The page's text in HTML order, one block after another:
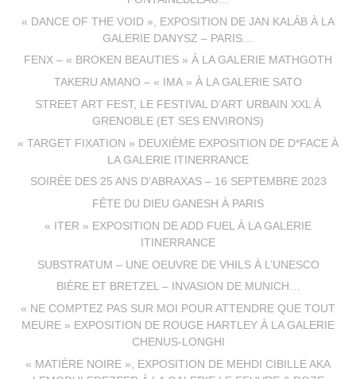
« DANCE OF THE VOID », EXPOSITION DE JAN KALÁB À LA
GALERIE DANYSZ – PARIS…
FENX – « BROKEN BEAUTIES » À LA GALERIE MATHGOTH
TAKERU AMANO – « IMA » À LA GALERIE SATO
STREET ART FEST, LE FESTIVAL D’ART URBAIN XXL À
GRENOBLE (ET SES ENVIRONS)
« TARGET FIXATION » DEUXIÈME EXPOSITION DE D*FACE À
LA GALERIE ITINERRANCE
SOIRÉE DES 25 ANS D’ABRAXAS – 16 SEPTEMBRE 2023
FÊTE DU DIEU GANESH À PARIS
« ITER » EXPOSITION DE ADD FUEL À LA GALERIE
ITINERRANCE
SUBSTRATUM – UNE OEUVRE DE VHILS À L’UNESCO
BIÈRE ET BRETZEL – INVASION DE MUNICH…
« NE COMPTEZ PAS SUR MOI POUR ATTENDRE QUE TOUT
MEURE » EXPOSITION DE ROUGE HARTLEY À LA GALERIE
CHENUS-LONGHI
« MATIÈRE NOIRE », EXPOSITION DE MEHDI CIBILLE AKA